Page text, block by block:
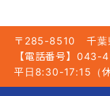
〒285-8510
千
【電話番号】043-
平日8:30-17:15（